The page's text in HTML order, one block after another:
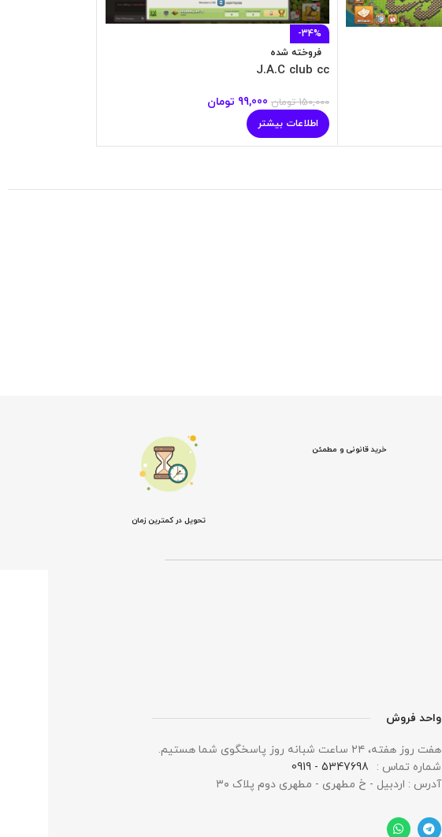
-34%
فروخته شده
J.A.C club cc
150,000 تومان 99,000 تومان
اطلاعات بیشتر
خرید قانونی و مطمئن
تحویل در کمترین زمان
واحد فروش
هفت روز هفته، ۲۴ ساعت شبانه‌ روز پاسخگوی شما هستیم.
شماره تماس :
5347698 - 0919
آدرس : اردبیل - خ مطهری - مطهری دوم پلاک ۳۰